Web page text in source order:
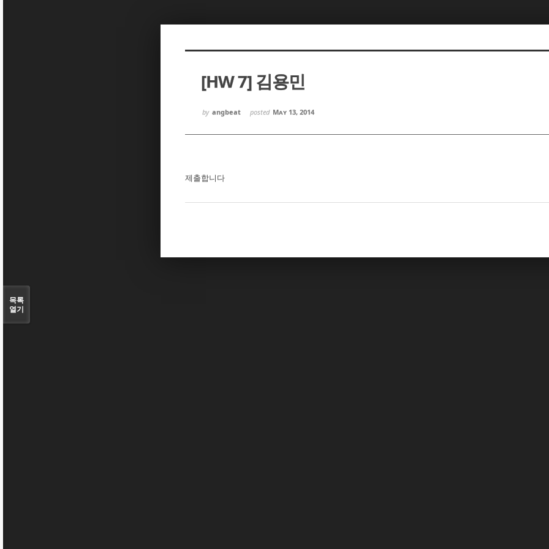
[HW 7] 김용민
by angbeat posted May 13, 2014
제출합니다
목록
열기
Sketchbook5, 스케치북5
Sketchbook5, 스케치북5
Sketchbook5, 스케치북5
Sketchbook5, 스케치북5